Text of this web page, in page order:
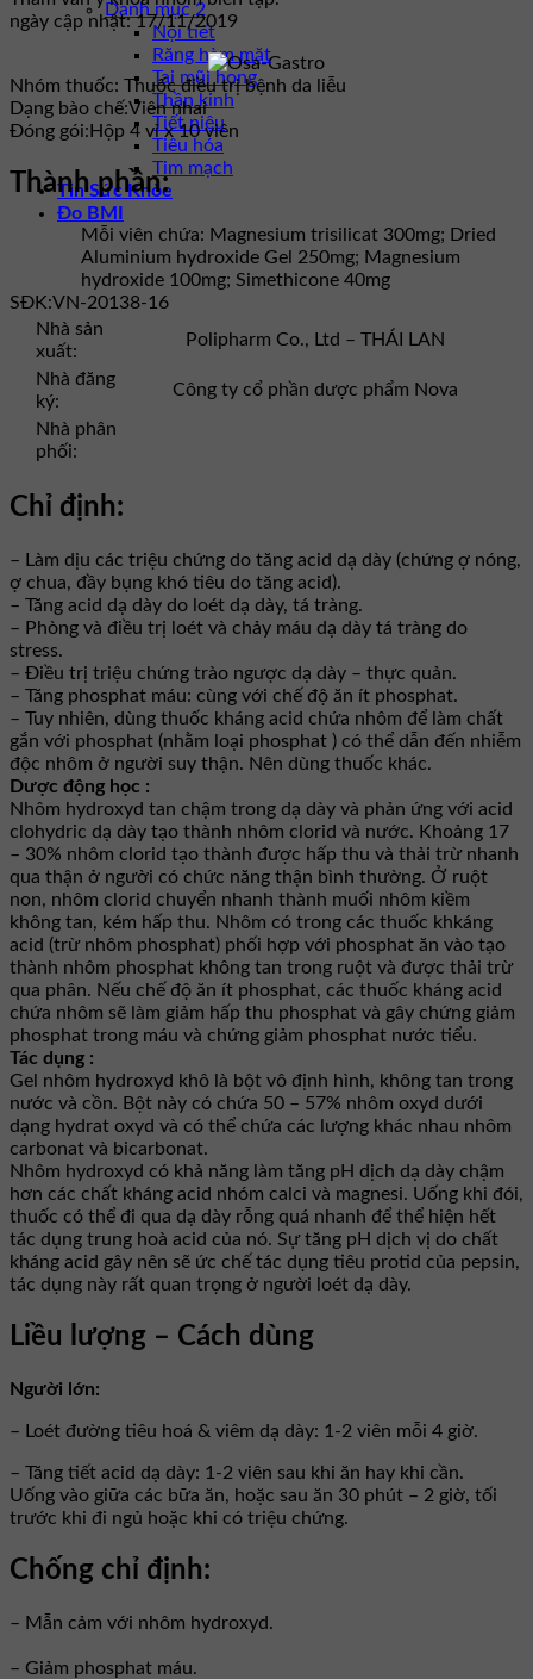
Danh mục 2
Nội tiết
Răng hàm mặt
Tai mũi họng
Thần kinh
Tiết niệu
Tiêu hóa
Tim mạch
Tin Sức Khỏe
Đo BMI
ngày cập nhật: 17/11/2019
Nhóm thuốc: Thuốc điều trị bệnh da liễu
Dạng bào chế:Viên nhai
Đóng gói: Hộp 4 vỉ x 10 viên
Thành phần:
Mỗi viên chứa: Magnesium trisilicat 300mg; Dried
Aluminium hydroxide Gel 250mg; Magnesium
hydroxide 100mg; Simethicone 40mg
SĐK:VN-20138-16
Nhà sản
xuất:
Polipharm Co., Ltd – THÁI LAN
Nhà đăng
ký:
Công ty cổ phần dược phẩm Nova
Nhà phân
phối:
Chỉ định:
– Làm dịu các triệu chứng do tăng acid dạ dày (chứng ợ nóng,
ợ chua, đầy bụng khó tiêu do tăng acid).
– Tăng acid dạ dày do loét dạ dày, tá tràng.
– Phòng và điều trị loét và chảy máu dạ dày tá tràng do
stress.
– Điều trị triệu chứng trào ngược dạ dày – thực quản.
– Tăng phosphat máu: cùng với chế độ ăn ít phosphat.
– Tuy nhiên, dùng thuốc kháng acid chứa nhôm để làm chất
gắn với phosphat (nhằm loại phosphat ) có thể dẫn đến nhiễm
độc nhôm ở người suy thận. Nên dùng thuốc khác.
Dược động học :
Nhôm hydroxyd tan chậm trong dạ dày và phản ứng với acid
clohydric dạ dày tạo thành nhôm clorid và nước. Khoảng 17
– 30% nhôm clorid tạo thành được hấp thu và thải trừ nhanh
qua thận ở người có chức năng thận bình thường. Ở ruột
non, nhôm clorid chuyển nhanh thành muối nhôm kiềm
không tan, kém hấp thu. Nhôm có trong các thuốc khkáng
acid (trừ nhôm phosphat) phối hợp với phosphat ăn vào tạo
thành nhôm phosphat không tan trong ruột và được thải trừ
qua phân. Nếu chế độ ăn ít phosphat, các thuốc kháng acid
chứa nhôm sẽ làm giảm hấp thu phosphat và gây chứng giảm
phosphat trong máu và chứng giảm phosphat nước tiểu.
Tác dụng :
Gel nhôm hydroxyd khô là bột vô định hình, không tan trong
nước và cồn. Bột này có chứa 50 – 57% nhôm oxyd dưới
dạng hydrat oxyd và có thể chứa các lượng khác nhau nhôm
carbonat và bicarbonat.
Nhôm hydroxyd có khả năng làm tăng pH dịch dạ dày chậm
hơn các chất kháng acid nhóm calci và magnesi. Uống khi đói,
thuốc có thể đi qua dạ dày rỗng quá nhanh để thể hiện hết
tác dụng trung hoà acid của nó. Sự tăng pH dịch vị do chất
kháng acid gây nên sẽ ức chế tác dụng tiêu protid của pepsin,
tác dụng này rất quan trọng ở người loét dạ dày.
Liều lượng – Cách dùng
Người lớn:
– Loét đường tiêu hoá & viêm dạ dày: 1-2 viên mỗi 4 giờ.
– Tăng tiết acid dạ dày: 1-2 viên sau khi ăn hay khi cần.
Uống vào giữa các bữa ăn, hoặc sau ăn 30 phút – 2 giờ, tối
trước khi đi ngủ hoặc khi có triệu chứng.
Chống chỉ định:
– Mẫn cảm với nhôm hydroxyd.
– Giảm phosphat máu.